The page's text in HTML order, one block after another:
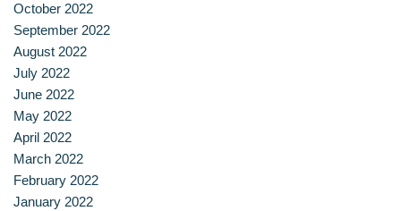
ผู้ปกครอง
พันธมิตร
รวมเรื่องขนมไทย
รายงานผลการดำเนินงาน
วารสารวัฒนธรรมอาหารไทย
October 2022
September 2022
August 2022
July 2022
June 2022
May 2022
April 2022
March 2022
February 2022
January 2022